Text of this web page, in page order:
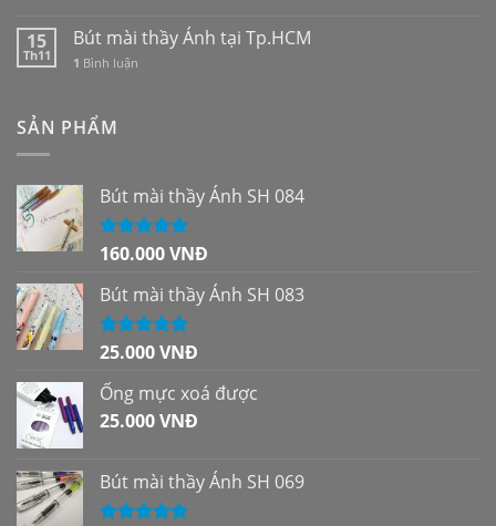
15
Th11
Bút mài thầy Ánh tại Tp.HCM
1 Bình luận
SẢN PHẨM
Bút mài thầy Ánh SH 084
Được xếp
sao
160.000VNĐ
Bút mài thầy Ánh SH 083
Được xếp
sao
25.000VNĐ
Ống mực xoá được
25.000VNĐ
Bút mài thầy Ánh SH 069